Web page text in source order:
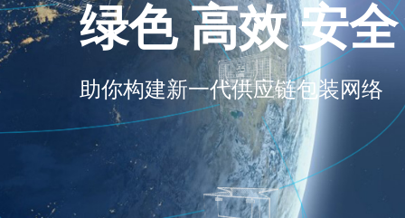
绿色 高效 安全
助你构建新一代供应链包装网络